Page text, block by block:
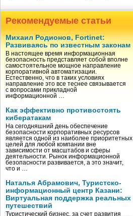
Рекомендуемые статьи
Михаил Родионов, Fortinet:
Развиваясь по известным законам
В настоящее время информационная
безопасность представляет собой вполне
самостоятельное мощное направление
корпоративной автоматизации.
Естественно, что в таких условиях
направление это все теснее связывается
с вопросами прикладной
информационной …
Как эффективно противостоять
кибератакам
На сегодняшний день обеспечение
безопасности корпоративных ресурсов
является одной из наиболее приоритетных
целей для любой компании вне
зависимости от масштабов и сферы
деятельности. Рынок информационной
безопасности развивается, а это значит,
что и …
Наталья Абрамович, Туристско-
информационный центр Казани:
Виртуальная поддержка реальных
путешествий
Туристический бизнес, за счет развития